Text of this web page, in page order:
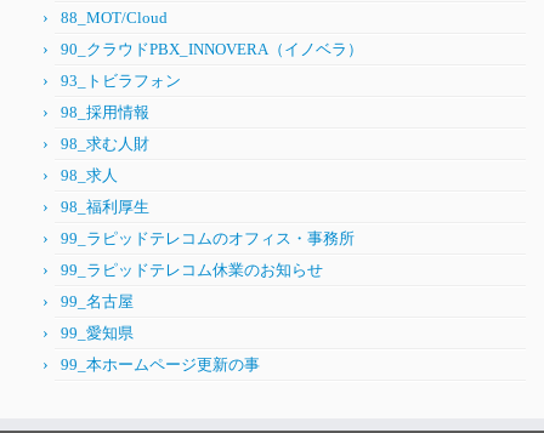
88_MOT/Cloud
90_クラウドPBX_INNOVERA（イノベラ）
93_トビラフォン
98_採用情報
98_求む人財
98_求人
98_福利厚生
99_ラピッドテレコムのオフィス・事務所
99_ラピッドテレコム休業のお知らせ
99_名古屋
99_愛知県
99_本ホームページ更新の事